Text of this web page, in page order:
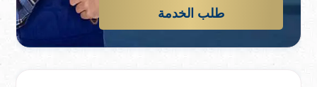
طلب الخدمة